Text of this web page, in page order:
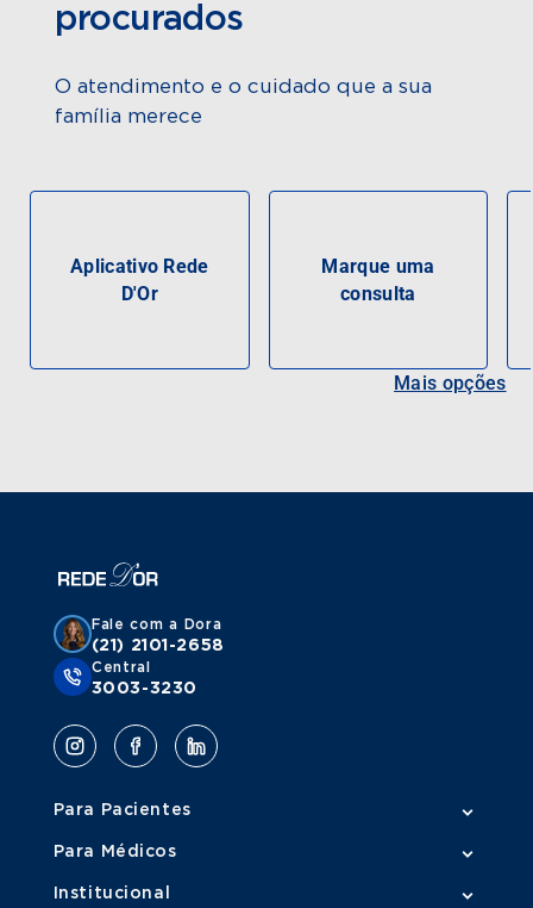
procurados
O atendimento e o cuidado que a sua
família merece
Aplicativo Rede
D'Or
Marque uma
consulta
Mais opções
Fale com a Dora
(21) 2101-2658
Central
3003-3230
Para Pacientes
Para Médicos
Institucional